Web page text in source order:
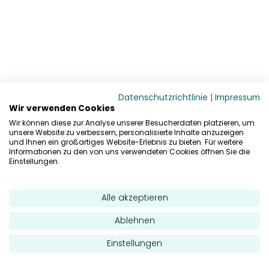
Datenschutzrichtlinie | Impressum
Wir verwenden Cookies
Wir können diese zur Analyse unserer Besucherdaten platzieren, um
unsere Website zu verbessern, personalisierte Inhalte anzuzeigen
und Ihnen ein großartiges Website-Erlebnis zu bieten. Für weitere
Informationen zu den von uns verwendeten Cookies öffnen Sie die
Einstellungen.
Alle akzeptieren
Ablehnen
Einstellungen